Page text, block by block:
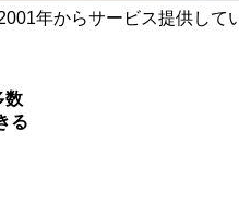
年からサービス提供して
数
る